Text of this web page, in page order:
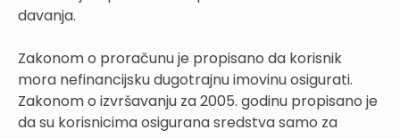
davanja.
Zakonom o proračunu je propisano da korisnik
mora nefinancijsku dugotrajnu imovinu osigurati.
Zakonom o izvršavanju za 2005. godinu propisano je
da su korisnicima osigurana sredstva samo za